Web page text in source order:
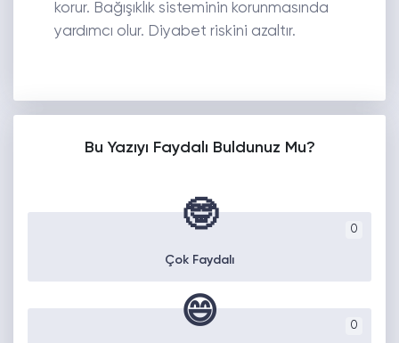
korur. Bağışıklık sisteminin korunmasında
yardımcı olur. Diyabet riskini azaltır.
Bu Yazıyı Faydalı Buldunuz Mu?
0
🤓
Çok Faydalı
0
😄